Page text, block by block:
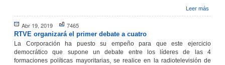
Leer más
Abr 19, 2019 7465
RTVE organizará el primer debate a cuatro
La Corporación ha puesto su empeño para que este ejercicio
democrático que supone un debate entre los líderes de las 4
formaciones políticas mayoritarias, se realice en la radiotelevisión de